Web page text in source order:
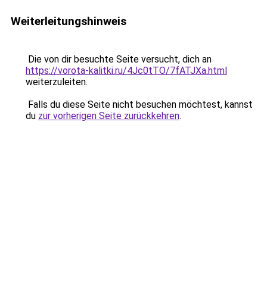
Weiterleitungshinweis
Die von dir besuchte Seite versucht, dich an
https://vorota-kalitki.ru/4Jc0tTO/7fATJXa.html
weiterzuleiten.
Falls du diese Seite nicht besuchen möchtest, kannst
du zur vorherigen Seite zurückkehren.